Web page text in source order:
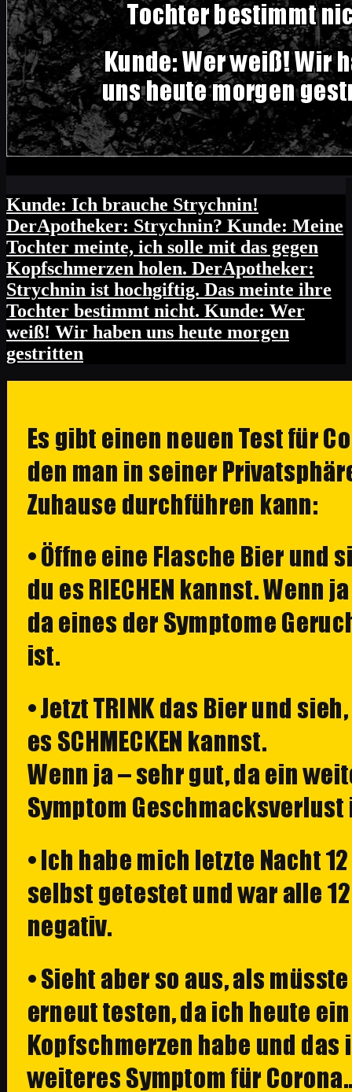
Kunde: Ich brauche Strychnin!
DerApotheker: Strychnin? Kunde: Meine
Tochter meinte, ich solle mit das gegen
Kopfschmerzen holen. DerApotheker:
Strychnin ist hochgiftig. Das meinte ihre
Tochter bestimmt nicht. Kunde: Wer
weiß! Wir haben uns heute morgen
gestritten